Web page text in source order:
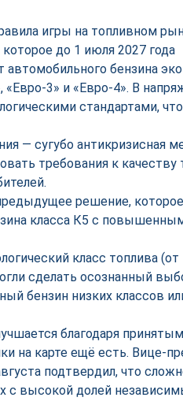
игры на топливном
до 1 июля 2027 года
бензина
3» и «Евро-4». В
стандартами,
— сугубо антикризисная
требования к качеству
решение,
класса К5 с
класс топлива (от
сделать осознанный
бензин низких классов
благодаря
на карте ещё есть. Вице-
подтвердил, что
с высокой долей